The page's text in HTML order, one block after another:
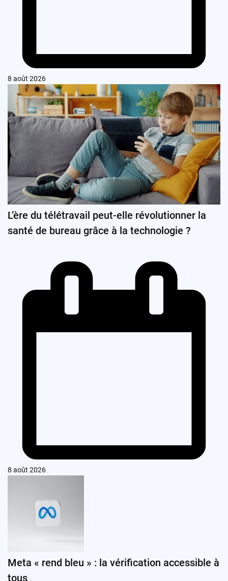
8 août 2026
L’ère du télétravail peut-elle révolutionner la
santé de bureau grâce à la technologie ?
8 août 2026
Meta « rend bleu » : la vérification accessible à
tous